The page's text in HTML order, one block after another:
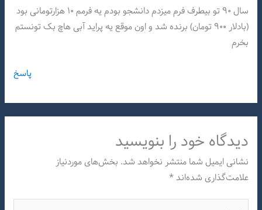
سال ۹۰ تو بیطرف فرم میزدم دانشجو بودم یه فرمم ۱۰ هزارتومانی بود
(بادلار ۹۰۰ تومان) برنده شد و اون موقع یه پراید آبی هاچ بک تونستم
بخرم
پاسخ
دیدگاه‌ خود را بنویسید
نشانی ایمیل شما منتشر نخواهد شد. بخش‌های موردنیاز
علامت‌گذاری شده‌اند*